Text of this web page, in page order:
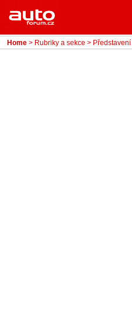
Home
Rubriky
Home > Rubriky a sekce > Představení